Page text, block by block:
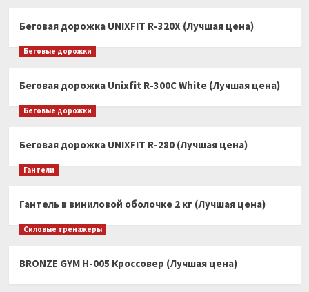
Беговая дорожка UNIXFIT R-320X (Лучшая цена)
Беговые дорожки
Беговая дорожка Unixfit R-300C White (Лучшая цена)
Беговые дорожки
Беговая дорожка UNIXFIT R-280 (Лучшая цена)
Гантели
Гантель в виниловой оболочке 2 кг (Лучшая цена)
Силовые тренажеры
BRONZE GYM H-005 Кроссовер (Лучшая цена)